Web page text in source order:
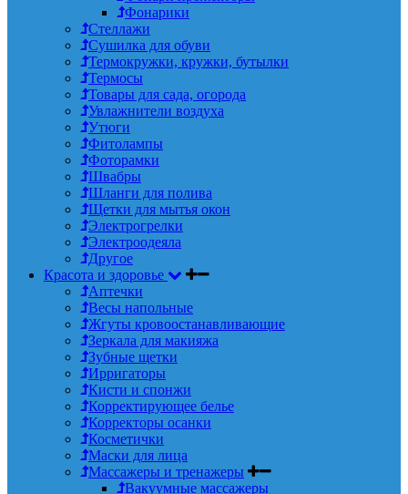
Фонарики
Стеллажи
Сушилка для обуви
Термокружки, кружки, бутылки
Термосы
Товары для сада, огорода
Увлажнители воздуха
Утюги
Фитолампы
Фоторамки
Швабры
Шланги для полива
Щетки для мытья окон
Электрогрелки
Электроодеяла
Другое
Красота и здоровье
Аптечки
Весы напольные
Жгуты кровоостанавливающие
Зеркала для макияжа
Зубные щетки
Ирригаторы
Кисти и спонжи
Корректирующее белье
Корректоры осанки
Косметички
Маски для лица
Массажеры и тренажеры
Вакуумные массажеры